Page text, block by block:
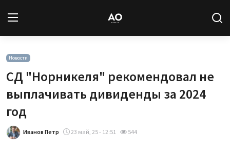
Новости
Статьи
Авторы
Новости
СД "Норникеля" рекомендовал не
выплачивать дивиденды за 2024
год
Иванов Петр 23 май, 25 - 12:51 544